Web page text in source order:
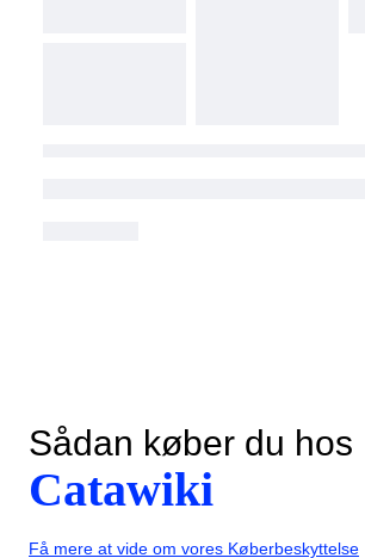
Sådan køber du hos
Catawiki
Få mere at vide om vores Køberbeskyttelse